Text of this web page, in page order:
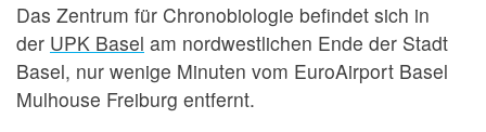
Das Zentrum für Chronobiologie befindet sich in
der UPK Basel am nordwestlichen Ende der Stadt
Basel, nur wenige Minuten vom EuroAirport Basel
Mulhouse Freiburg entfernt.